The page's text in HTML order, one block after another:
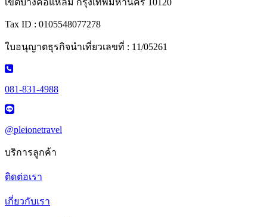
เขตบางคอแหลม กรุงเทพมหานคร 10120
Tax ID : 0105548077278
ใบอนุญาตธุรกิจนำเที่ยวเลขที่ : 11/05261
081-831-4988
@pleionetravel
บริการลูกค้า
ติดต่อเรา
เกี่ยวกับเรา